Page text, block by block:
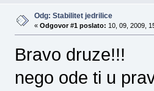
Odg: Stabilitet jedrilice
« Odgovor #1 poslato: 10, 09, 2009,
Bravo druze!!!
nego ode ti u